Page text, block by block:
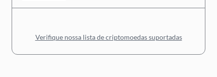
Verifique nossa lista de criptomoedas suportadas